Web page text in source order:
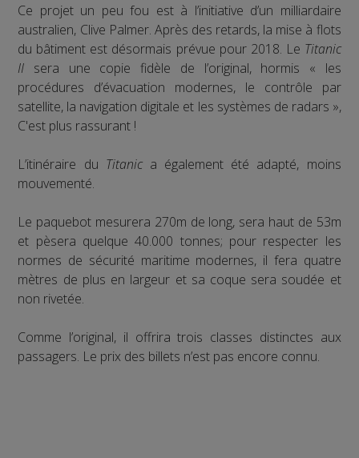
Ce projet un peu fou est à l’initiative d’un milliardaire
australien, Clive Palmer. Après des retards, la mise à flots
du bâtiment est désormais prévue pour 2018. Le Titanic
II sera une copie fidèle de l’original, hormis « les
procédures d’évacuation modernes, le contrôle par
satellite, la navigation digitale et les systèmes de radars »,
C'est plus rassurant !
L’itinéraire du Titanic a également été adapté, moins
mouvementé.
Le paquebot mesurera 270m de long, sera haut de 53m
et pèsera quelque 40.000 tonnes; pour respecter les
normes de sécurité maritime modernes, il fera quatre
mètres de plus en largeur et sa coque sera soudée et
non rivetée.
Comme l’original, il offrira trois classes distinctes aux
passagers. Le prix des billets n’est pas encore connu.